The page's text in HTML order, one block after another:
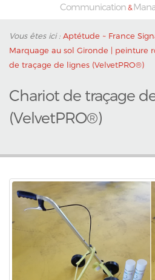
Communication &
Vous êtes ici : Aptétude ~ France
Marquage au sol Gironde | peinture
de traçage de lignes (VelvetPRO®)
Chariot de traçage
(VelvetPRO®)